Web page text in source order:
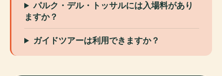
パルク・デル・トッサルには入場料があり
ますか？
ガイドツアーは利用できますか？